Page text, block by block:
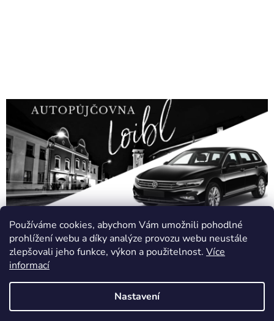
Používáme cookies, abychom Vám umožnili pohodlné
prohlížení webu a díky analýze provozu webu neustále
zlepšovali jeho funkce, výkon a použitelnost. Více
informací
Nastavení
Online marketing zajišťuje společnost X-VISION
Sitemap